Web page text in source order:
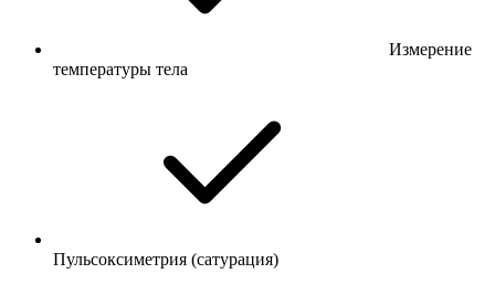
Измерение
температуры тела
Пульсоксиметрия (сатурация)